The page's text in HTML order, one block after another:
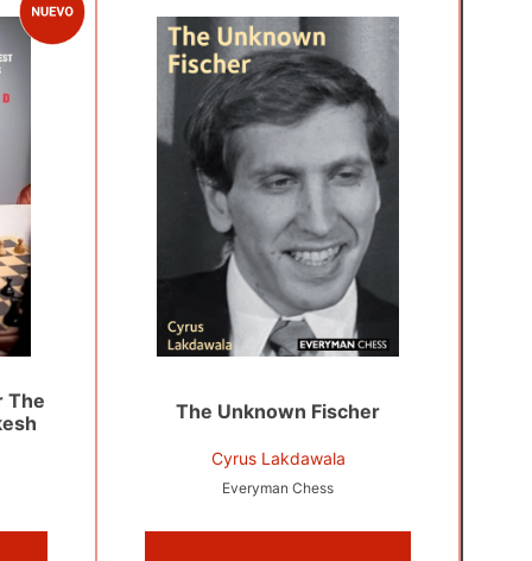
The
The Unknown Fischer
Cyrus Lakdawala
Everyman Chess